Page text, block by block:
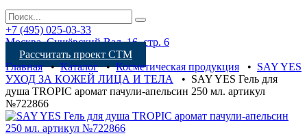
+7 (495) 025-03-33
Москва, Сущёвский Вал, 16, стр. 6
Рассчитать проект СТМ
Главная•Каталог•Косметическая продукция • SAY YES
УХОД ЗА КОЖЕЙ ЛИЦА И ТЕЛА
• SAY YES Гель для
душа TROPIC аромат пачули-апельсин 250 мл. артикул
№722866